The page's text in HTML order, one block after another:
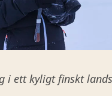
i ett kyligt finskt